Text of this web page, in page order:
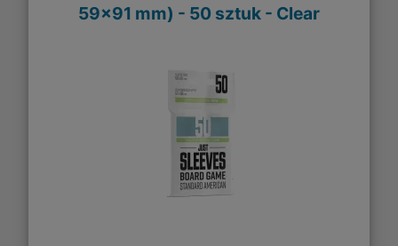
59x91 mm) - 50 sztuk - Clear